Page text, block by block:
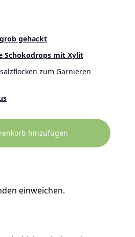
gehackt
Schokodrops mit Xylit
zum Garnieren
hinzufügen
einweichen.